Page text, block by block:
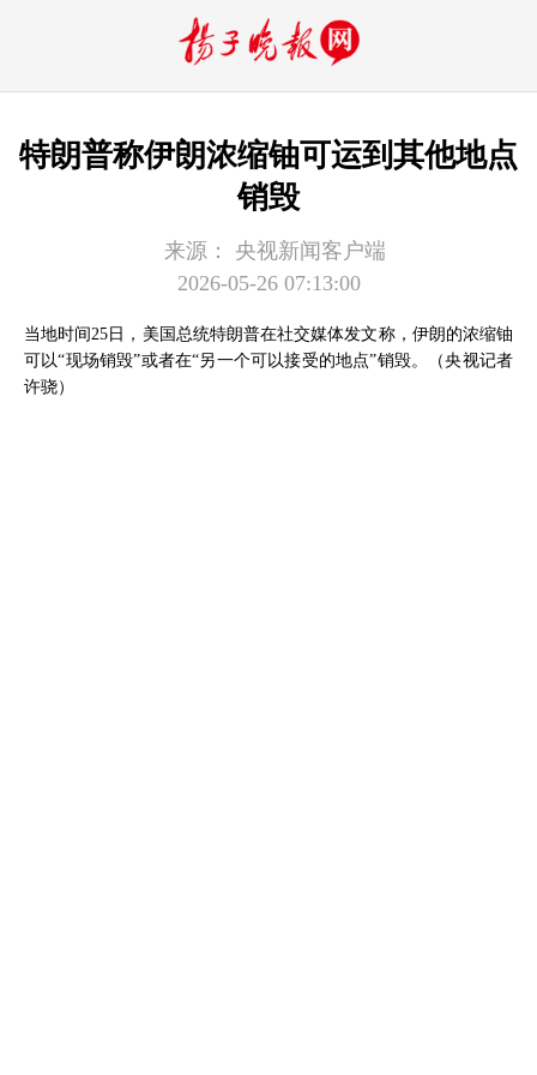
特朗普称伊朗浓缩铀可运到其他地点
销毁
来源：
央视新闻客户端
2026-05-26 07:13:00
当地时间25日，美国总统特朗普在社交媒体发文称，伊朗的浓缩铀
可以“现场销毁”或者在“另一个可以接受的地点”销毁。（央视记者
许骁）